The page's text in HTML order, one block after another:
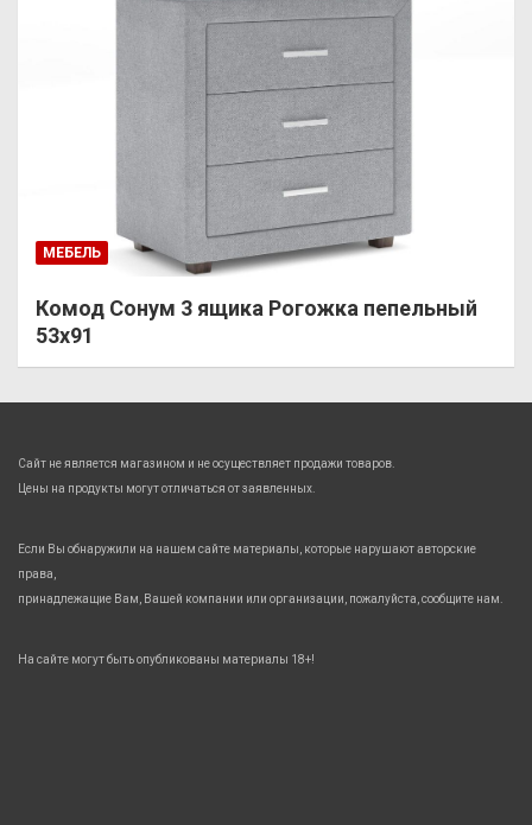
МЕБЕЛЬ
Комод Сонум 3 ящика Рогожка пепельный
53х91
Сайт не является магазином и не осуществляет продажи товаров.
Цены на продукты могут отличаться от заявленных.
Если Вы обнаружили на нашем сайте материалы, которые нарушают авторские
права,
принадлежащие Вам, Вашей компании или организации, пожалуйста, сообщите нам.
На сайте могут быть опубликованы материалы 18+!